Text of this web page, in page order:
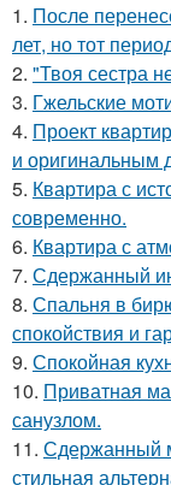
1. После
лет, но тот
2. "Твоя сестра
3. Гжельские
4. Проект
и оригинальным
5. Квартира с
современно.
6. Квартира с
7. Сдержанный
8. Спальня в
спокойствия и
9. Спокойная
10. Приватная
санузлом.
11. Сдержанный
стильная